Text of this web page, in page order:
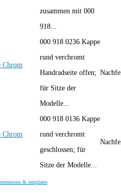
zusammen mit 000
918...
Chrom
000 918 0236 Kappe
rund verchromt
Handradseite offen;
für Sitze der
Modelle...
Chrom
000 918 0136 Kappe
rund verchromt
geschlossen; für
Sitze der Modelle...
& templates